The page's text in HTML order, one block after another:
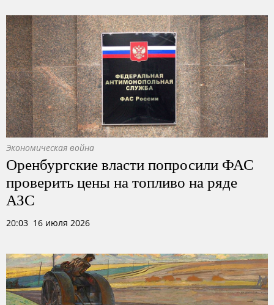
Экономическая война
Оренбургские власти попросили ФАС
проверить цены на топливо на ряде
АЗС
20:03 16 июля 2026